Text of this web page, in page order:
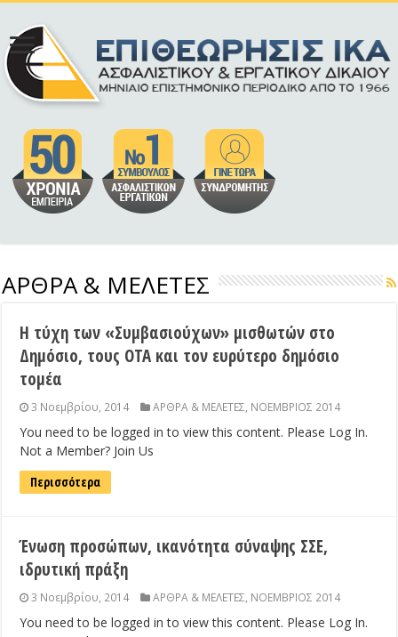
ΑΡΘΡΑ & ΜΕΛΕΤΕΣ
Η τύχη των «Συμβασιούχων» μισθωτών στο
Δημόσιο, τους ΟΤΑ και τον ευρύτερο δημόσιο
τομέα
3 Νοεμβρίου, 2014 ΑΡΘΡΑ & ΜΕΛΕΤΕΣ, ΝΟΕΜΒΡΙΟΣ 2014
You need to be logged in to view this content. Please Log In.
Not a Member? Join Us
Περισσότερα
Ένωση προσώπων, ικανότητα σύναψης ΣΣΕ,
ιδρυτική πράξη
3 Νοεμβρίου, 2014 ΑΡΘΡΑ & ΜΕΛΕΤΕΣ, ΝΟΕΜΒΡΙΟΣ 2014
You need to be logged in to view this content. Please Log In.